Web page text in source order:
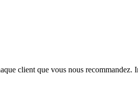
client que vous nous recommandez.